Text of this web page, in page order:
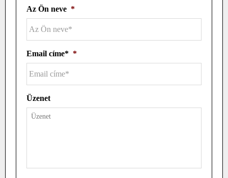
Az Ön neve *
Email címe* *
Üzenet